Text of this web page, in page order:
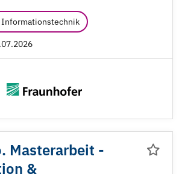
Masterarbeit -
&